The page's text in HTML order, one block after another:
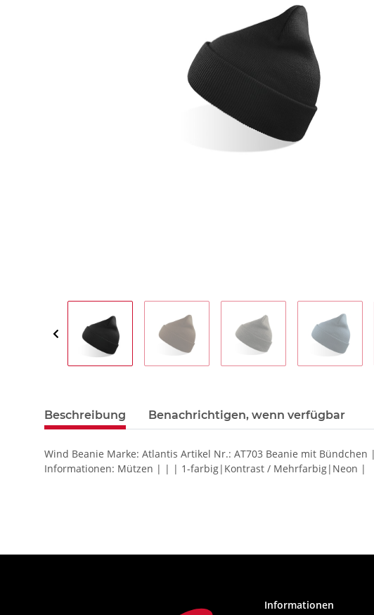
Beschreibung Benachrichtigen, wenn verfügbar
Wind Beanie Marke: Atlantis Artikel Nr.: AT703 Beanie mit
Informationen: Mützen | | | 1-farbig|Kontrast / Mehrfarbig|Neon |
Informationen